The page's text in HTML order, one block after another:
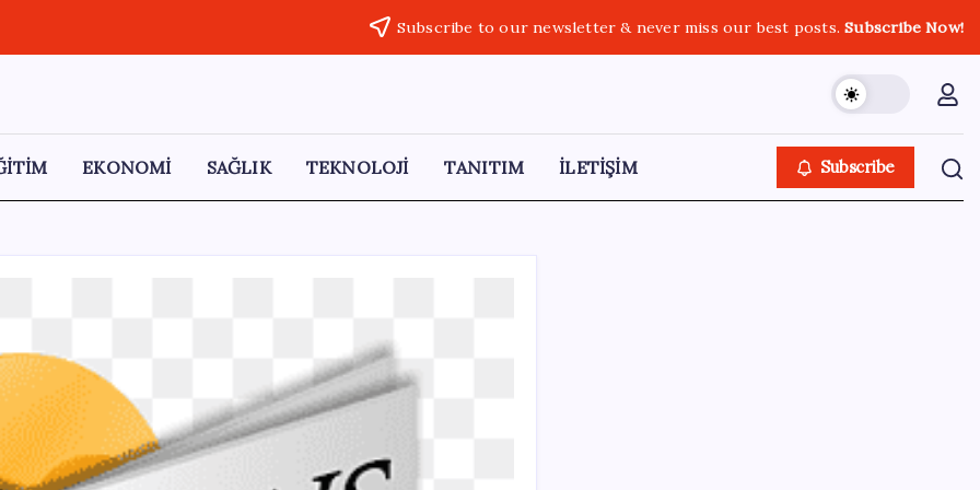
Subscribe to our newsletter & never miss our best posts.Subscribe Now!
EKONOMİ SAĞLIK TEKNOLOJİ TANITIM İLETİŞİM Subscribe